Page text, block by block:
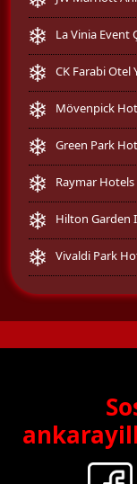
La Vinia Event
CK Farabi Otel
Mövenpick
Green Park
Raymar Hotels
Hilton Garden
Vivaldi Park